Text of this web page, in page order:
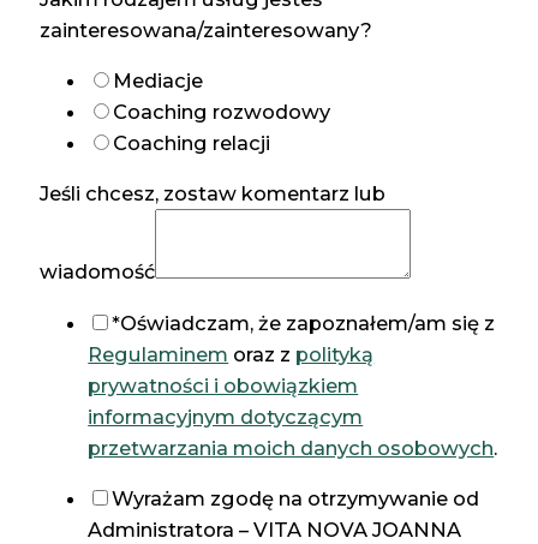
zainteresowana/zainteresowany?
Mediacje
Coaching rozwodowy
Coaching relacji
Jeśli chcesz, zostaw komentarz lub
wiadomość
*Oświadczam, że zapoznałem/am się z
Regulaminem oraz z polityką
prywatności i obowiązkiem
informacyjnym dotyczącym
przetwarzania moich danych osobowych.
Imię
Wyrażam zgodę na otrzymywanie od
Administratora – VITA NOVA JOANNA